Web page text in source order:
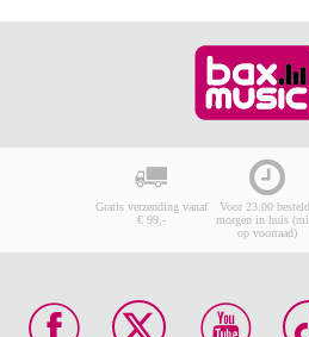
Gratis verzending vanaf
€ 99,-
Voor 23:00 besteld,
morgen in huis
op voorraad)